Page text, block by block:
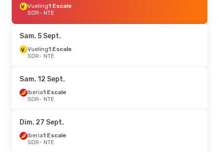
Iberia1 Escale
SDR- NTE
NTE- SDR
Vueling1 Escale
SDR- NTE
Sam. 5 Sept.
Vueling1 Escale
SDR- NTE
Sam. 12 Sept.
Iberia1 Escale
SDR- NTE
Dim. 27 Sept.
Iberia1 Escale
SDR- NTE